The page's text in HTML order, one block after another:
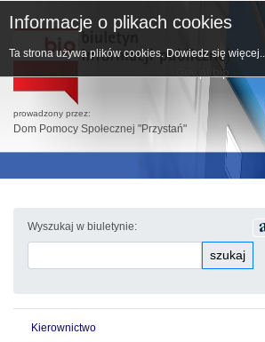
prowadzony przez:
Dom Pomocy Społecznej "Przystań"
Wyszukaj w biuletynie:
szukaj
Kierownictwo
Informacje o plikach cookies
Ta strona używa plików cookies. Dowiedz się więcej...